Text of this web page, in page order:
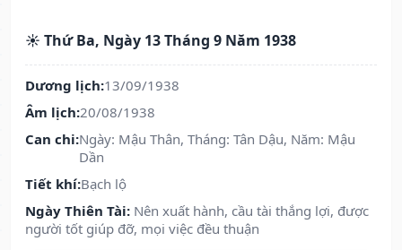
☀️ Thứ Ba, Ngày 13 Tháng 9 Năm 1938
Dương lịch:13/09/1938
Âm lịch:20/08/1938
Can chi:Ngày: Mậu Thân, Tháng: Tân Dậu, Năm: Mậu
Dần
Tiết khí:Bạch lộ
Ngày Thiên Tài: Nên xuất hành, cầu tài thắng lợi, được
người tốt giúp đỡ, mọi việc đều thuận